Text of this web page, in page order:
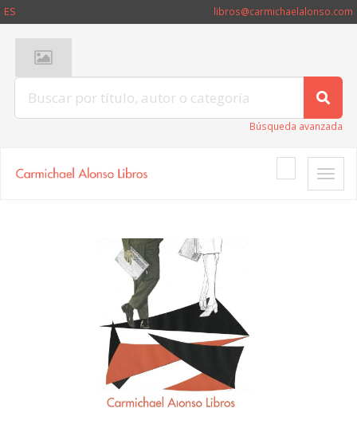
ES libros@carmichaelalonso.com
Búsqueda avanzada
Toggle